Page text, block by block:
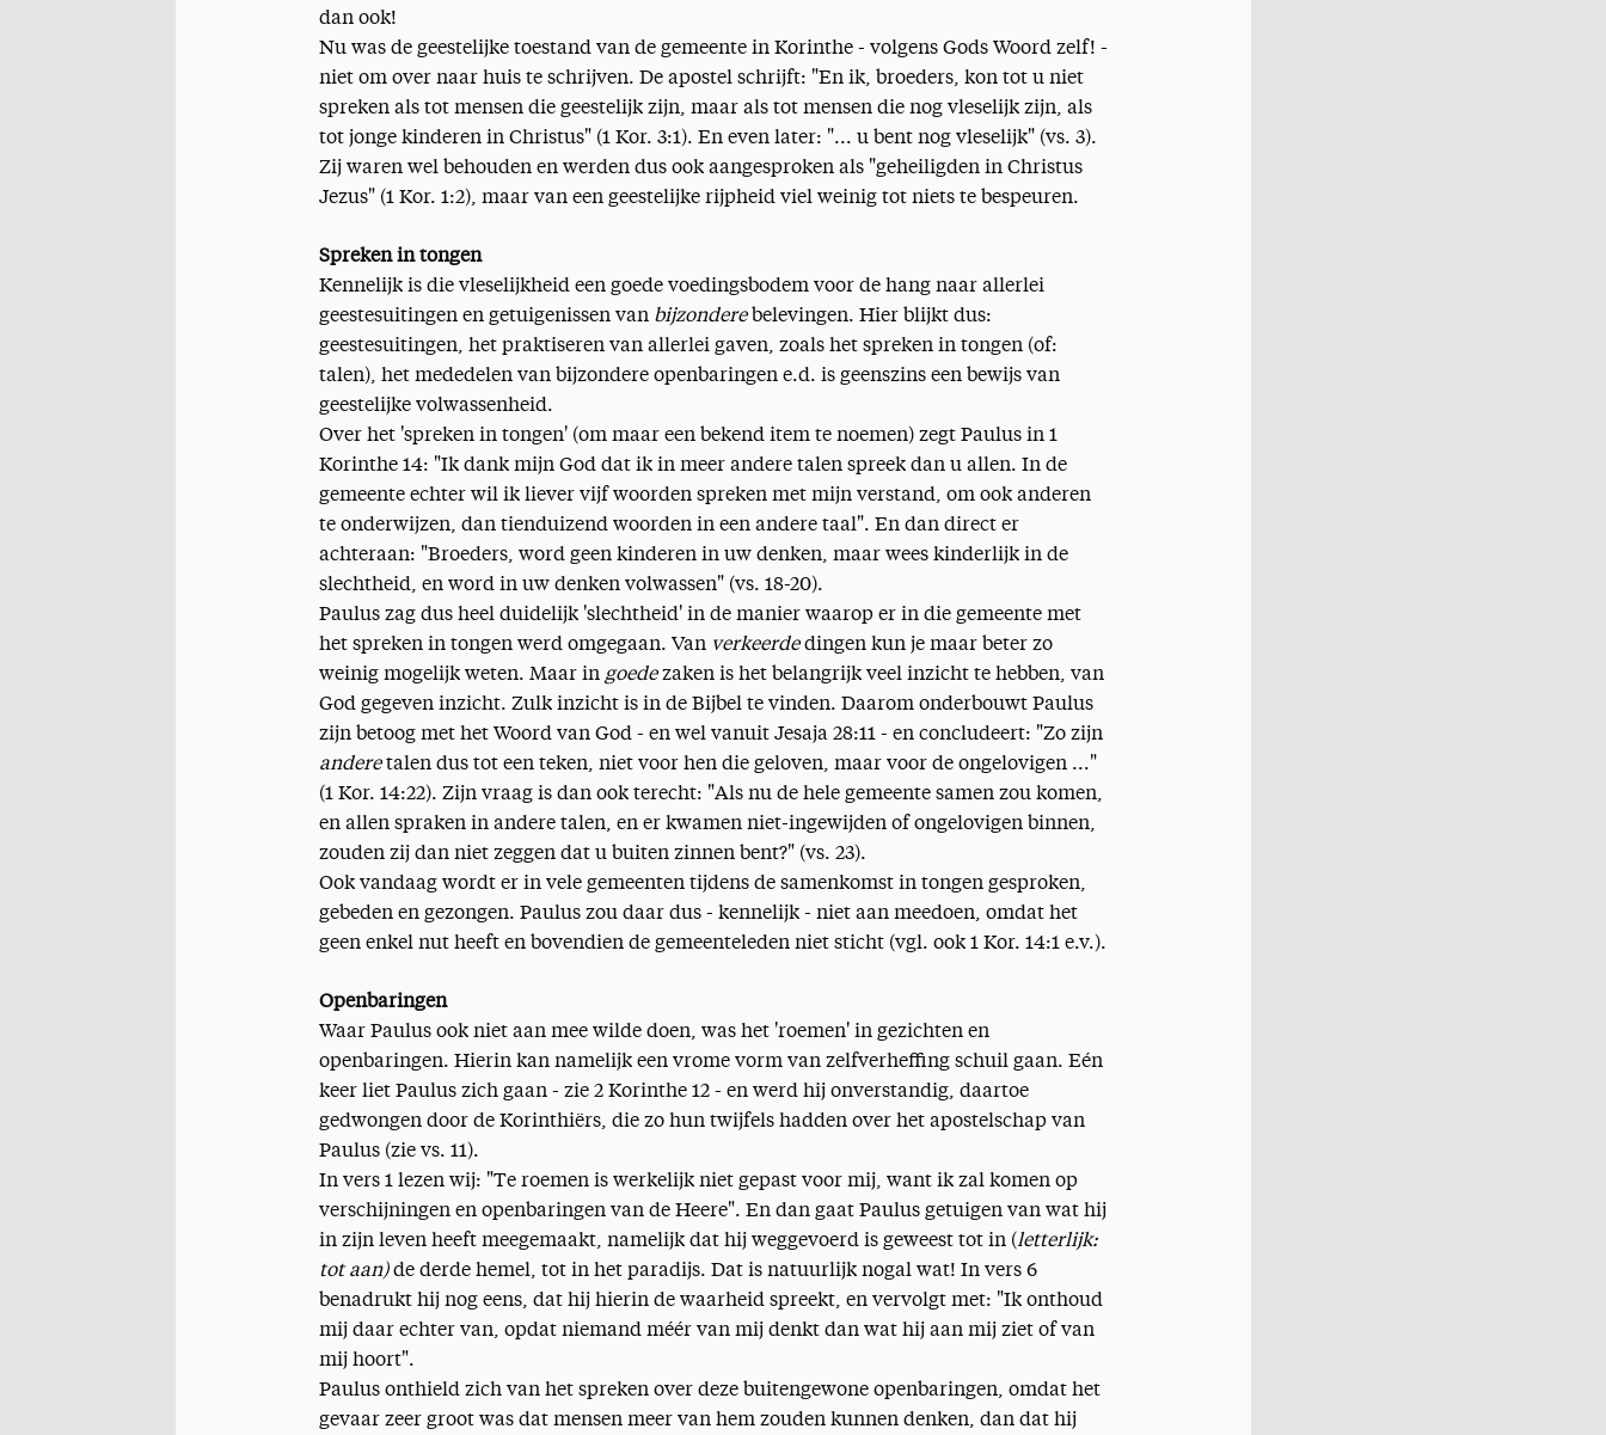
dan ook!
Nu was de geestelijke toestand van de gemeente in Korinthe - volgens Gods Woord zelf! -
niet om over naar huis te schrijven. De apostel schrijft: "En ik, broeders, kon tot u niet
spreken als tot mensen die geestelijk zijn, maar als tot mensen die nog vleselijk zijn, als
tot jonge kinderen in Christus" (1 Kor. 3:1). En even later: "... u bent nog vleselijk" (vs. 3).
Zij waren wel behouden en werden dus ook aangesproken als "geheiligden in Christus
Jezus" (1 Kor. 1:2), maar van een geestelijke rijpheid viel weinig tot niets te bespeuren.
Spreken in tongen
Kennelijk is die vleselijkheid een goede voedingsbodem voor de hang naar allerlei
geestesuitingen en getuigenissen van bijzonderebelevingen. Hier blijkt dus:
geestesuitingen, het praktiseren van allerlei gaven, zoals het spreken in tongen (of:
talen), het mededelen van bijzondere openbaringen e.d. is geenszins een bewijs van
geestelijke volwassenheid.
Over het 'spreken in tongen' (om maar een bekend item te noemen) zegt Paulus in 1
Korinthe 14: "Ik dank mijn God dat ik in meer andere talen spreek dan u allen. In de
gemeente echter wil ik liever vijf woorden spreken met mijn verstand, om ook anderen
te onderwijzen, dan tienduizend woorden in een andere taal". En dan direct er
achteraan: "Broeders, word geen kinderen in uw denken, maar wees kinderlijk in de
slechtheid, en word in uw denken volwassen" (vs. 18-20).
Paulus zag dus heel duidelijk 'slechtheid' in de manier waarop er in die gemeente met
het spreken in tongen werd omgegaan. Van verkeerdedingen kun je maar beter zo
weinig mogelijk weten. Maar in goedezaken is het belangrijk veel inzicht te hebben, van
God gegeven inzicht. Zulk inzicht is in de Bijbel te vinden. Daarom onderbouwt Paulus
zijn betoog met het Woord van God - en wel vanuit Jesaja 28:11 - en concludeert: "Zo zijn
anderetalen dus tot een teken, niet voor hen die geloven, maar voor de ongelovigen ..."
(1 Kor. 14:22). Zijn vraag is dan ook terecht: "Als nu de hele gemeente samen zou komen,
en allen spraken in andere talen, en er kwamen niet-ingewijden of ongelovigen binnen,
zouden zij dan niet zeggen dat u buiten zinnen bent?" (vs. 23).
Ook vandaag wordt er in vele gemeenten tijdens de samenkomst in tongen gesproken,
gebeden en gezongen. Paulus zou daar dus - kennelijk - niet aan meedoen, omdat het
geen enkel nut heeft en bovendien de gemeenteleden niet sticht (vgl. ook 1 Kor. 14:1 e.v.).
Openbaringen
Waar Paulus ook niet aan mee wilde doen, was het 'roemen' in gezichten en
openbaringen. Hierin kan namelijk een vrome vorm van zelfverheffing schuil gaan. Eén
keer liet Paulus zich gaan - zie 2 Korinthe 12 - en werd hij onverstandig, daartoe
gedwongen door de Korinthiërs, die zo hun twijfels hadden over het apostelschap van
Paulus (zie vs. 11).
In vers 1 lezen wij: "Te roemen is werkelijk niet gepast voor mij, want ik zal komen op
verschijningen en openbaringen van de Heere". En dan gaat Paulus getuigen van wat hij
in zijn leven heeft meegemaakt, namelijk dat hij weggevoerd is geweest tot in (letterlijk:
tot aan)de derde hemel, tot in het paradijs. Dat is natuurlijk nogal wat! In vers 6
benadrukt hij nog eens, dat hij hierin de waarheid spreekt, en vervolgt met: "Ik onthoud
mij daar echter van, opdat niemand méér van mij denkt dan wat hij aan mij ziet of van
mij hoort".
Paulus onthield zich van het spreken over deze buitengewone openbaringen, omdat het
gevaar zeer groot was dat mensen meer van hem zouden kunnen denken, dan dat hij